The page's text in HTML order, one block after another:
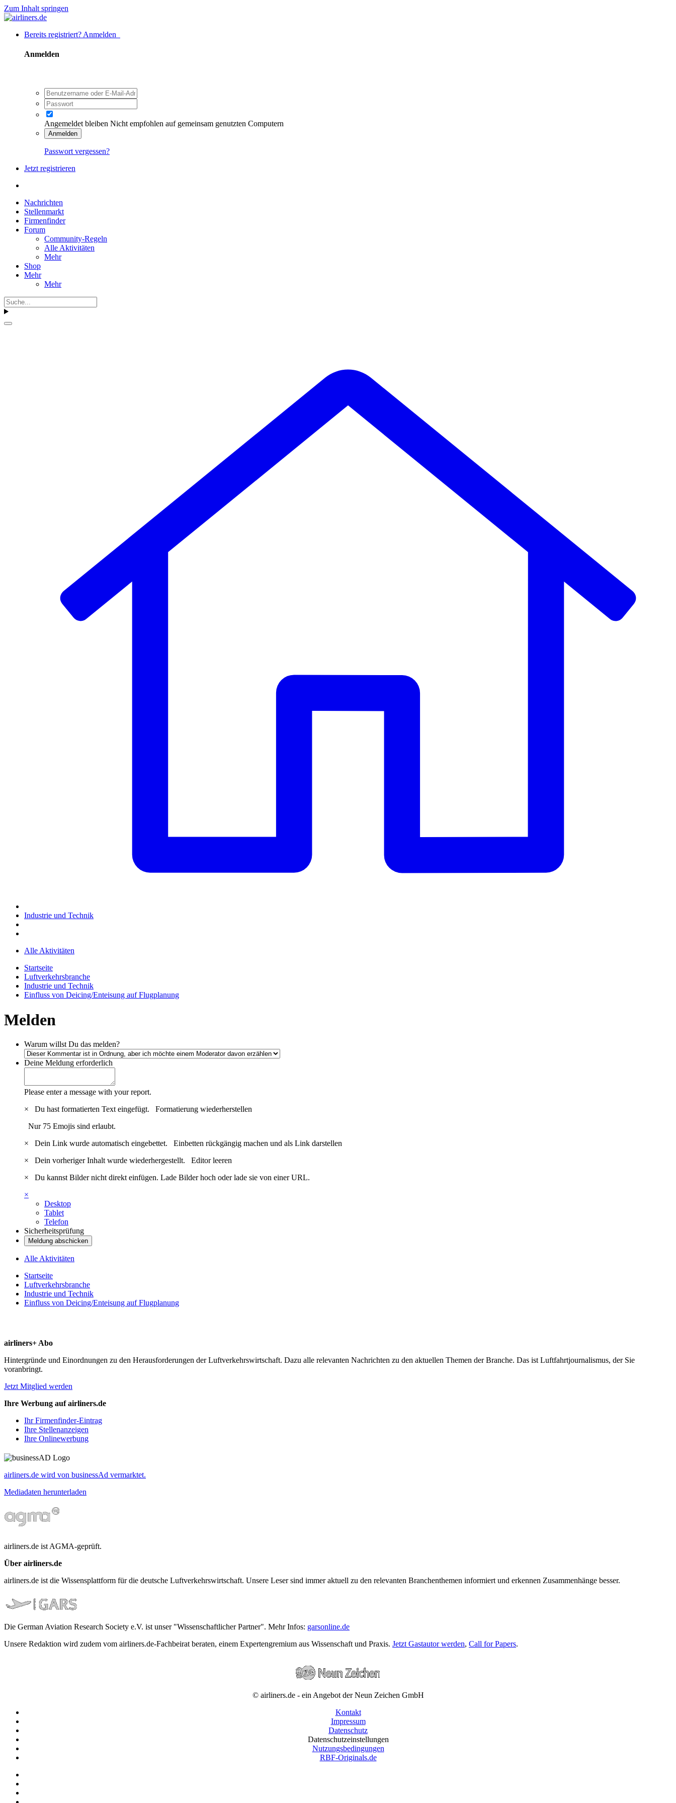
Zum Inhalt springen
Bereits registriert? Anmelden
Anmelden
Angemeldet bleiben Nicht empfohlen auf gemeinsam genutzten Computern
Anmelden
Passwort vergessen?
Jetzt registrieren
Nachrichten
Stellenmarkt
Firmenfinder
Forum
Community-Regeln
Alle Aktivitäten
Mehr
Shop
Mehr
Mehr
Industrie und Technik
Alle Aktivitäten
Startseite
Luftverkehrsbranche
Industrie und Technik
Einfluss von Deicing/Enteisung auf Flugplanung
Melden
Warum willst Du das melden?
Deine Meldung erforderlich
Please enter a message with your report.
×
Du hast formatierten Text eingefügt. Formatierung wiederherstellen
Nur 75 Emojis sind erlaubt.
×
Dein Link wurde automatisch eingebettet. Einbetten rückgängig machen und als Link darstellen
×
Dein vorheriger Inhalt wurde wiederhergestellt. Editor leeren
×
Du kannst Bilder nicht direkt einfügen. Lade Bilder hoch oder lade sie von einer URL.
×
Desktop
Tablet
Telefon
Sicherheitsprüfung
Meldung abschicken
Alle Aktivitäten
Startseite
Luftverkehrsbranche
Industrie und Technik
Einfluss von Deicing/Enteisung auf Flugplanung
airliners+ Abo
Hintergründe und Einordnungen zu den Herausforderungen der Luftverkehrswirtschaft. Dazu alle relevanten Nachrichten zu den aktuellen Themen der Branche. Das ist Luftfahrtjournalismus, der Sie
voranbringt.
Jetzt Mitglied werden
Ihre Werbung auf airliners.de
Ihr Firmenfinder-Eintrag
Ihre Stellenanzeigen
Ihre Onlinewerbung
airliners.de wird von businessAd vermarktet.
Mediadaten herunterladen
airliners.de ist AGMA-geprüft.
Über airliners.de
airliners.de ist die Wissensplattform für die deutsche Luftverkehrswirtschaft. Unsere Leser sind immer aktuell zu den relevanten Branchenthemen informiert und erkennen Zusammenhänge besser.
Die German Aviation Research Society e.V. ist unser "Wissenschaftlicher Partner". Mehr Infos: garsonline.de
Unsere Redaktion wird zudem vom airliners.de-Fachbeirat beraten, einem Expertengremium aus Wissenschaft und Praxis. Jetzt Gastautor werden, Call for Papers.
© airliners.de - ein Angebot der Neun Zeichen GmbH
Kontakt
Impressum
Datenschutz
Datenschutzeinstellungen
Nutzungsbedingungen
RBF-Originals.de